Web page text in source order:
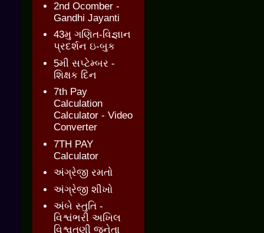
2nd Ocomber -
Gandhi Jayanti
43મુ ગણિત-વિજ્ઞાન
પ્રદર્શન ઇ-બુક
5મી સપ્ટેમ્બર -
શિક્ષક દિન
7th Pay
Calculation
Calculator - Video
Converter
7TH PAY
Calculator
અંગ્રેજી રમતો
અંગ્રેજી શીખો
અંબે સ્તુતિ -
વિશ્વંભરી અખિલ
વિશ્વતણી જનેતા